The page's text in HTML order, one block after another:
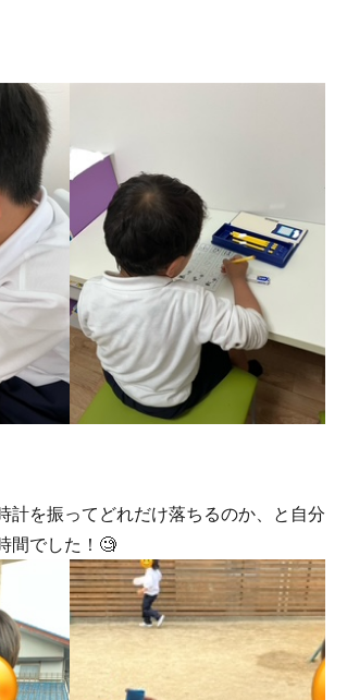
計を振ってどれだけ落ちるのか、と自分
間でした！🧐